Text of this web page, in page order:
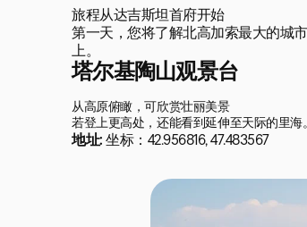
旅程从达吉斯坦首府开始
第一天，您将了解北高加索最大的城
上。
塔尔基陶山观景台
从高原俯瞰，可欣赏壮丽美景
若登上更高处，还能看到延伸至天际的里海
地址:坐标：42.956816, 47.483567